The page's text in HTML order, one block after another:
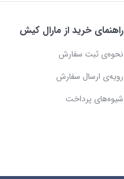
راهنمای خرید از مارال کیش
نحوه‌ی ثبت سفارش
رویه‌ی ارسال سفارش
شیوه‌های پرداخت